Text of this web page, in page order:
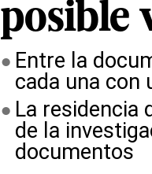
posible
Entre la
cada una con
La residencia
de la
documentos